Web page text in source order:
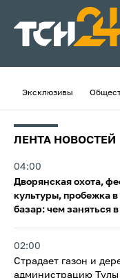
Эксклюзивы
ЛЕНТА НОВОСТЕЙ
04:00
Дворянская охота,
культуры, пробежка
базар: чем заняться
02:00
Страдает газон и
администрацию Тулы